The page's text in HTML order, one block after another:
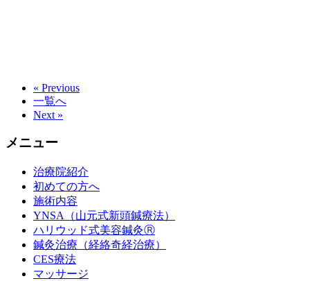
« Previous
一覧へ
Next »
メニュー
治療院紹介
初めての方へ
施術内容
YNSA（山元式新頭鍼療法）
ハリウッド式美容鍼灸Ⓡ
鍼灸治療（経絡奇経治療）
CES療法
マッサージ